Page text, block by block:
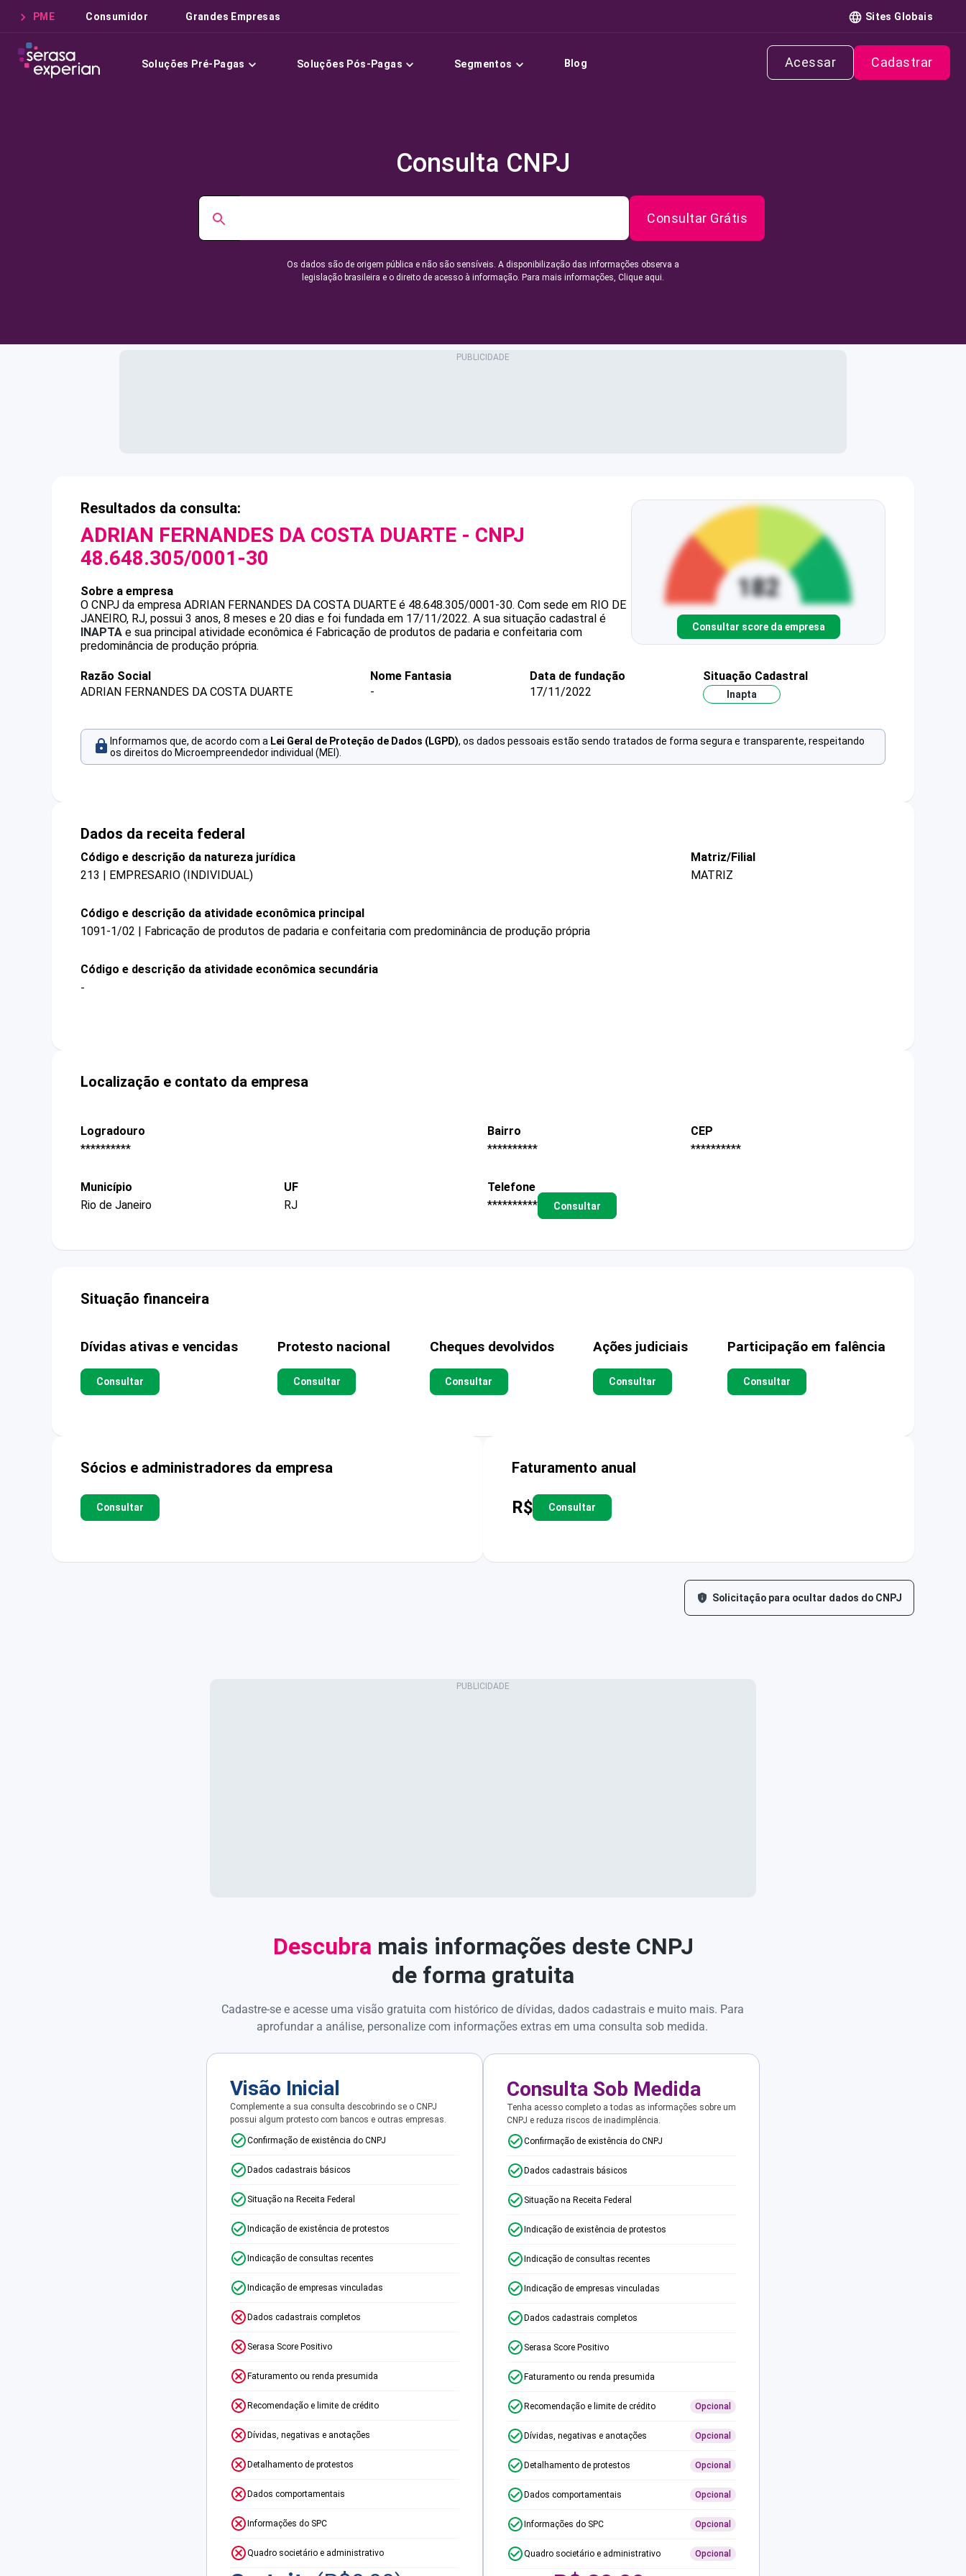
PME Consumidor Grandes Empresas Sites Globais
Soluções Pré-Pagas Soluções Pós-Pagas Segmentos Blog Acessar Cadastrar
Consulta CNPJ
Consultar Grátis
Os dados são de origem pública e não são sensíveis. A disponibilização das informações observa a
legislação brasileira e o direito de acesso à informação. Para mais informações, Clique aqui.
Resultados da consulta:
ADRIAN FERNANDES DA COSTA DUARTE - CNPJ
48.648.305/0001-30
Sobre a empresa
O CNPJ da empresa ADRIAN FERNANDES DA COSTA DUARTE é 48.648.305/0001-30. Com sede em RIO DE
JANEIRO, RJ, possui 3 anos, 8 meses e 20 dias e foi fundada em 17/11/2022. A sua situação cadastral é
INAPTA e sua principal atividade econômica é Fabricação de produtos de padaria e confeitaria com
predominância de produção própria.
Consultar score da empresa
Razão Social
ADRIAN FERNANDES DA COSTA DUARTE
Nome Fantasia
-
Data de fundação
17/11/2022
Situação Cadastral
Inapta
Informamos que, de acordo com a Lei Geral de Proteção de Dados (LGPD), os dados pessoais estão sendo tratados de forma segura e transparente, respeitando
os direitos do Microempreendedor individual (MEI).
Dados da receita federal
Código e descrição da natureza jurídica
213 | EMPRESARIO (INDIVIDUAL)
Matriz/Filial
MATRIZ
Código e descrição da atividade econômica principal
1091-1/02 | Fabricação de produtos de padaria e confeitaria com predominância de produção própria
Código e descrição da atividade econômica secundária
-
Localização e contato da empresa
Logradouro
**********
Bairro
**********
CEP
**********
Município
Rio de Janeiro
UF
RJ
Telefone
**********
Consultar
Situação financeira
Dívidas ativas e vencidas
Consultar
Protesto nacional
Consultar
Cheques devolvidos
Consultar
Ações judiciais
Consultar
Participação em falência
Consultar
Sócios e administradores da empresa
Consultar
Faturamento anual
R$ Consultar
Solicitação para ocultar dados do CNPJ
Descubra mais informações deste CNPJ
de forma gratuita
Cadastre-se e acesse uma visão gratuita com histórico de dívidas, dados cadastrais e muito mais. Para
aprofundar a análise, personalize com informações extras em uma consulta sob medida.
Visão Inicial
Complemente a sua consulta descobrindo se o CNPJ
possui algum protesto com bancos e outras empresas.
Confirmação de existência do CNPJ
Dados cadastrais básicos
Situação na Receita Federal
Indicação de existência de protestos
Indicação de consultas recentes
Indicação de empresas vinculadas
Dados cadastrais completos
Serasa Score Positivo
Faturamento ou renda presumida
Recomendação e limite de crédito
Dívidas, negativas e anotações
Detalhamento de protestos
Dados comportamentais
Informações do SPC
Quadro societário e administrativo
Consulta Sob Medida
Tenha acesso completo a todas as informações sobre um
CNPJ e reduza riscos de inadimplência.
Confirmação de existência do CNPJ
Dados cadastrais básicos
Situação na Receita Federal
Indicação de existência de protestos
Indicação de consultas recentes
Indicação de empresas vinculadas
Dados cadastrais completos
Serasa Score Positivo
Faturamento ou renda presumida
Recomendação e limite de crédito Opcional
Dívidas, negativas e anotações Opcional
Detalhamento de protestos Opcional
Dados comportamentais Opcional
Informações do SPC Opcional
Quadro societário e administrativo Opcional